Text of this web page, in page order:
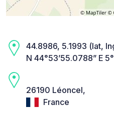
44.8986, 5.1993 (lat,
N 44°53’55.0788” E
26190 Léoncel,
France